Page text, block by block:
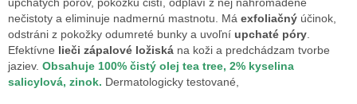
upchatých pórov, pokožku čistí, odplaví z nej nahromadené
nečistoty a eliminuje nadmernú mastnotu. Má exfoliačný účinok,
odstráni z pokožky odumreté bunky a uvoľní upchaté póry.
Efektívne lieči zápalové ložiská na koži a predchádzam tvorbe
jaziev. Obsahuje 100% čistý olej tea tree, 2% kyselina
salicylová, zinok. Dermatologicky testované,